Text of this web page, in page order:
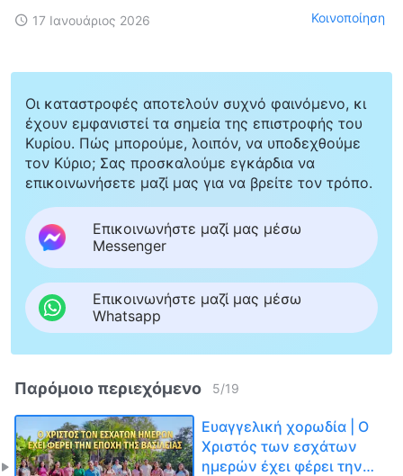
17 Ιανουάριος 2026 Κοινοποίηση
Οι καταστροφές αποτελούν συχνό φαινόμενο, κι
έχουν εμφανιστεί τα σημεία της επιστροφής του
Κυρίου. Πώς μπορούμε, λοιπόν, να υποδεχθούμε
τον Κύριο; Σας προσκαλούμε εγκάρδια να
επικοινωνήσετε μαζί μας για να βρείτε τον τρόπο.
Επικοινωνήστε μαζί μας μέσω
Messenger
Επικοινωνήστε μαζί μας μέσω
Whatsapp
Παρόμοιο περιεχόμενο 5/19
Ευαγγελική χορωδία | Ο
Χριστός των εσχάτων
ημερών έχει φέρει την